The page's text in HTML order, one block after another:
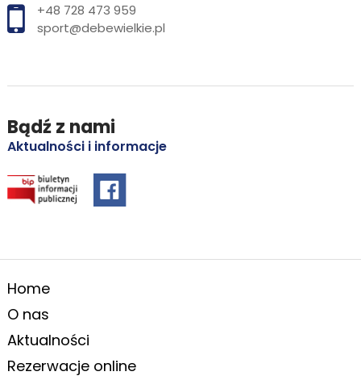
+48 728 473 959
sport@debewielkie.pl
Bądź z nami
Aktualności i informacje
Home
O nas
Aktualności
Rezerwacje online